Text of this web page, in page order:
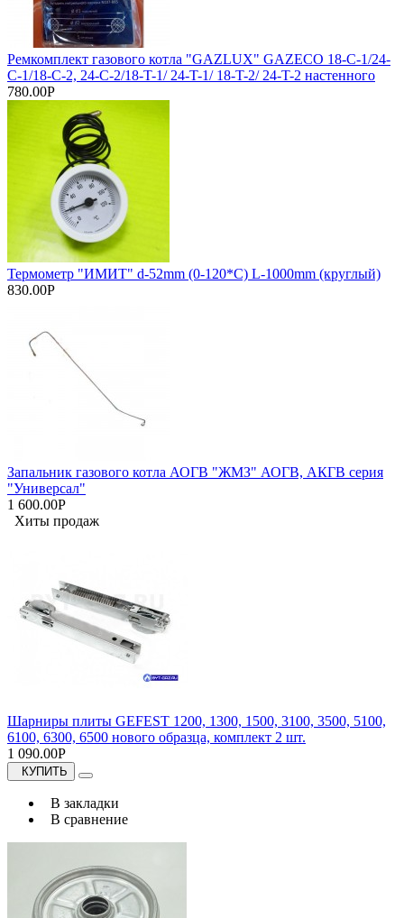
Ремкомплект газового котла "GAZLUX" GAZECO 18-C-1/24-
C-1/18-C-2, 24-C-2/18-T-1/ 24-T-1/ 18-T-2/ 24-T-2 настенного
780.00Р
Термометр "ИМИT" d-52mm (0-120*C) L-1000mm (круглый)
830.00Р
Запальник газового котла АОГВ "ЖМЗ" АОГВ, АКГВ серия
"Универсал"
1 600.00Р
Хиты продаж
Шарниры плиты GEFEST 1200, 1300, 1500, 3100, 3500, 5100,
6100, 6300, 6500 нового образца, комплект 2 шт.
1 090.00Р
КУПИТЬ
В закладки
В сравнение